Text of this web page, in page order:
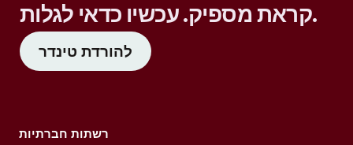
קראת מספיק. עכשיו כדאי לגלות.
להורדת טינדר
רשתות חברתיות